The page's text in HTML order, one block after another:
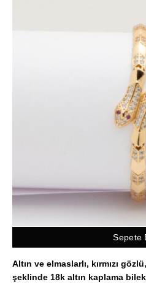
Sepete
Altın ve elmaslarlı, kırmızı
şeklinde 18k altın kaplama